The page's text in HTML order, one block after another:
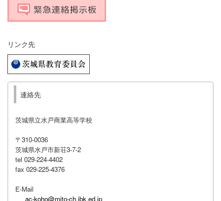
リンク先
連絡先
茨城県立水戸商業高等学校
〒310-0036
茨城県水戸市新荘3-7-2
tel 029-224-4402
fax 029-225-4376
E-Mail
ac-koho@mito-ch.ibk.ed.jp